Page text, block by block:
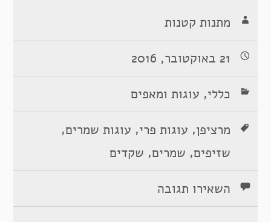
מתנות קטנות
21 באוקטובר, 2016
כללי, עוגות ומאפים
מרציפן, עוגות פרי, עוגות שמרים,
שזיפים, שמרים, שקדים
השאירו תגובה